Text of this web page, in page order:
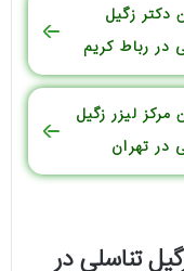
دکتر زگیل
در رباط کریم
مرکز لیزر زگیل
در تهران
تناسلی در